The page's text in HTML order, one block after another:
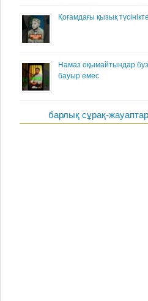
Қоғамдағы қызық
Намаз оқымайтындар
бауыр емес
барлық сұрақ-жауаптар